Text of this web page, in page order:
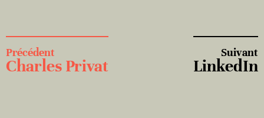
Précédent
Charles Privat
Suivant
LinkedIn